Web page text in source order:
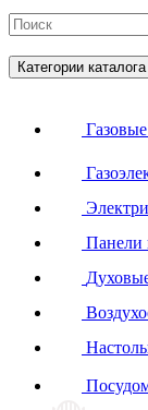
Категории каталога
Панели